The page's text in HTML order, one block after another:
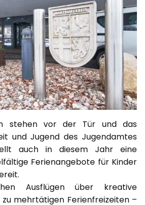
stehen vor der Tür und das
und Jugend des Jugendamtes
auch in diesem Jahr eine
Ferienangebote für Kinder
Ausflügen über kreative
mehrtätigen Ferienfreizeiten –